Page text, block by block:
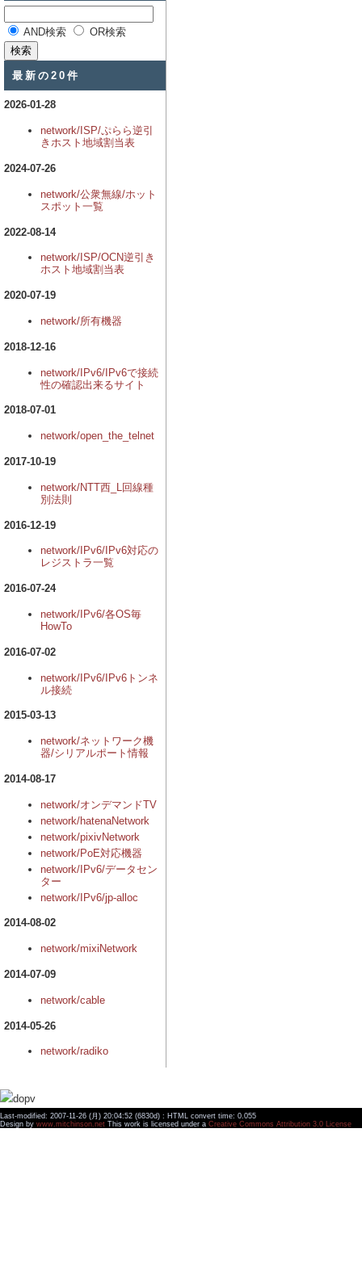
AND検索 OR検索
最新の20件
2026-01-28
network/ISP/ぷらら逆引
きホスト地域割当表
2024-07-26
network/公衆無線/ホット
スポット一覧
2022-08-14
network/ISP/OCN逆引き
ホスト地域割当表
2020-07-19
network/所有機器
2018-12-16
network/IPv6/IPv6で接続
性の確認出来るサイト
2018-07-01
network/open_the_telnet
2017-10-19
network/NTT西_L回線種
別法則
2016-12-19
network/IPv6/IPv6対応の
レジストラ一覧
2016-07-24
network/IPv6/各OS毎
HowTo
2016-07-02
network/IPv6/IPv6トンネ
ル接続
2015-03-13
network/ネットワーク機
器/シリアルポート情報
2014-08-17
network/オンデマンドTV
network/hatenaNetwork
network/pixivNetwork
network/PoE対応機器
network/IPv6/データセン
ター
network/IPv6/jp-alloc
2014-08-02
network/mixiNetwork
2014-07-09
network/cable
2014-05-26
network/radiko
Last-modified: 2007-11-26 (月) 20:04:52 (6830d) : HTML convert time: 0.055
Design by www.mitchinson.net This work is licensed under a Creative Commons Attribution 3.0 License